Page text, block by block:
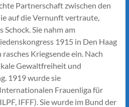
Partnerschaft zwischen den
auf die Vernunft vertraute,
Sie nahm am
1915 in Den Haag
Kriegsende ein. Nach
Gewaltfreiheit und
1919 wurde sie
Frauenliga für
IFFF). Sie wurde im Bund der